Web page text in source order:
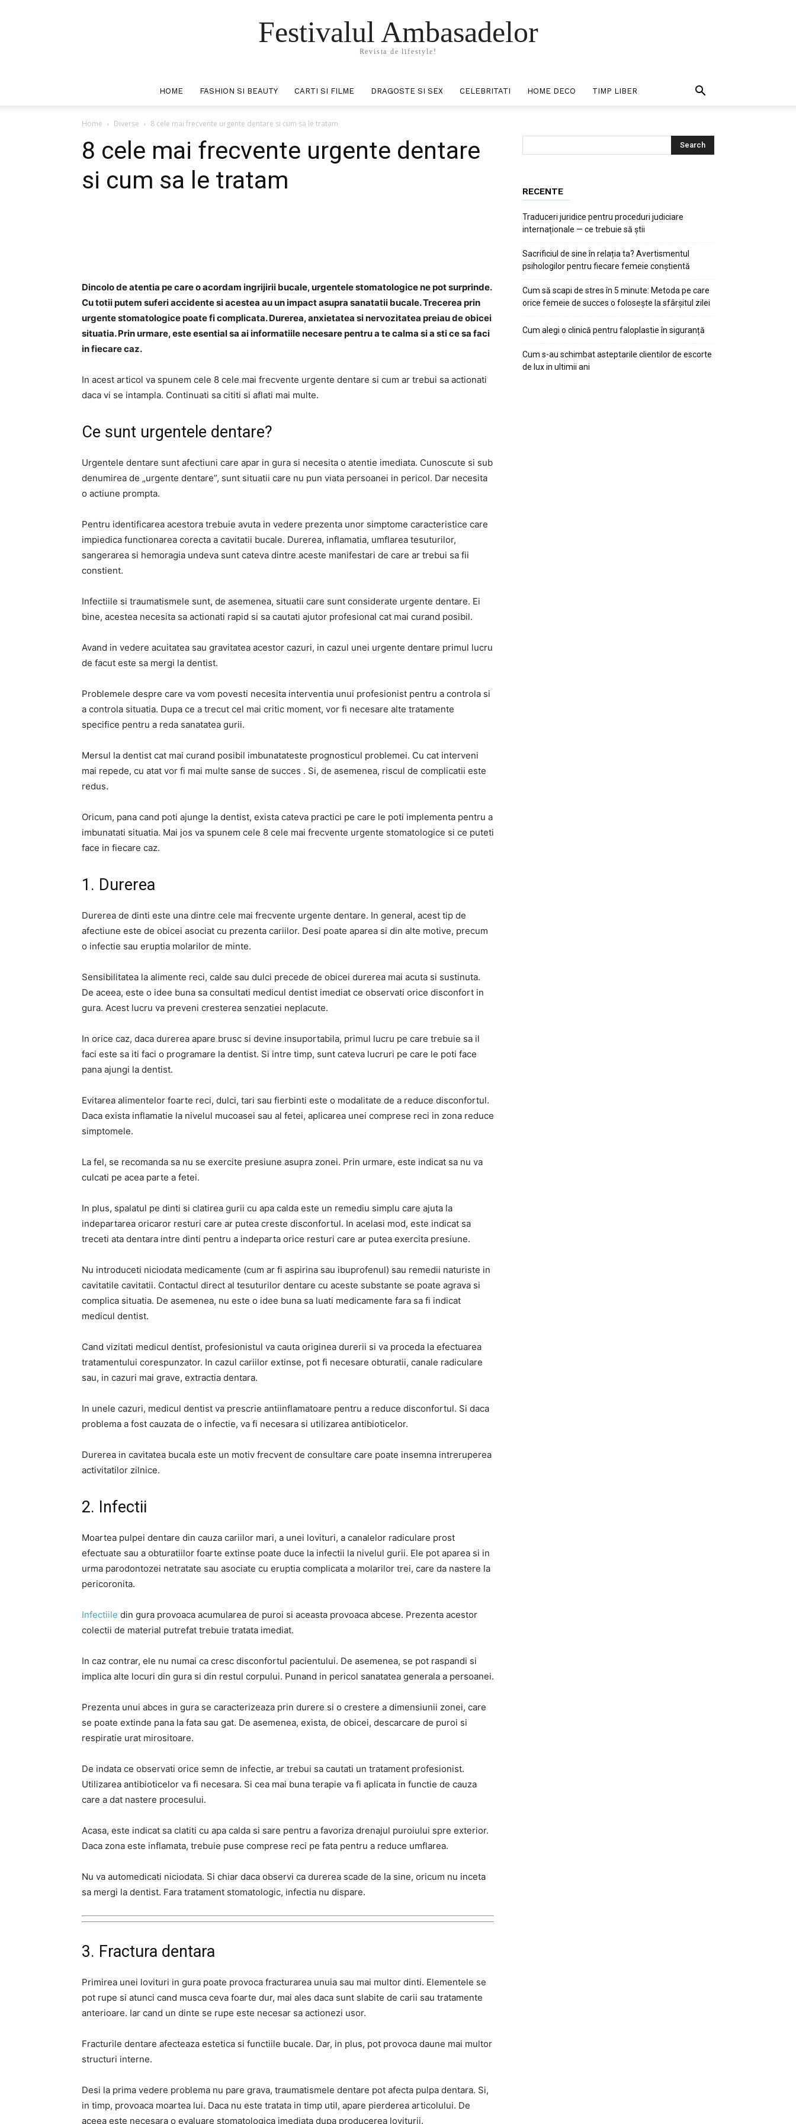
Festivalul Ambasadelor
Revista de lifestyle!
HOME FASHION SI BEAUTY CARTI SI FILME DRAGOSTE SI SEX CELEBRITATI HOME DECO TIMP LIBER
Home Diverse 8 cele mai frecvente urgente dentare si cum sa le tratam
8 cele mai frecvente urgente dentare
si cum sa le tratam
Dincolo de atentia pe care o acordam ingrijirii bucale, urgentele stomatologice ne pot surprinde.
Cu totii putem suferi accidente si acestea au un impact asupra sanatatii bucale. Trecerea prin
urgente stomatologice poate fi complicata. Durerea, anxietatea si nervozitatea preiau de obicei
situatia. Prin urmare, este esential sa ai informatiile necesare pentru a te calma si a sti ce sa faci
in fiecare caz.
In acest articol va spunem cele 8 cele mai frecvente urgente dentare si cum ar trebui sa actionati
daca vi se intampla. Continuati sa cititi si aflati mai multe.
Ce sunt urgentele dentare?
Urgentele dentare sunt afectiuni care apar in gura si necesita o atentie imediata. Cunoscute si sub
denumirea de „urgente dentare”, sunt situatii care nu pun viata persoanei in pericol. Dar necesita
o actiune prompta.
Pentru identificarea acestora trebuie avuta in vedere prezenta unor simptome caracteristice care
impiedica functionarea corecta a cavitatii bucale. Durerea, inflamatia, umflarea tesuturilor,
sangerarea si hemoragia undeva sunt cateva dintre aceste manifestari de care ar trebui sa fii
constient.
Infectiile si traumatismele sunt, de asemenea, situatii care sunt considerate urgente dentare. Ei
bine, acestea necesita sa actionati rapid si sa cautati ajutor profesional cat mai curand posibil.
Avand in vedere acuitatea sau gravitatea acestor cazuri, in cazul unei urgente dentare primul lucru
de facut este sa mergi la dentist.
Problemele despre care va vom povesti necesita interventia unui profesionist pentru a controla si
a controla situatia. Dupa ce a trecut cel mai critic moment, vor fi necesare alte tratamente
specifice pentru a reda sanatatea gurii.
Mersul la dentist cat mai curand posibil imbunatateste prognosticul problemei. Cu cat interveni
mai repede, cu atat vor fi mai multe sanse de succes . Si, de asemenea, riscul de complicatii este
redus.
Oricum, pana cand poti ajunge la dentist, exista cateva practici pe care le poti implementa pentru a
imbunatati situatia. Mai jos va spunem cele 8 cele mai frecvente urgente stomatologice si ce puteti
face in fiecare caz.
1. Durerea
Durerea de dinti este una dintre cele mai frecvente urgente dentare. In general, acest tip de
afectiune este de obicei asociat cu prezenta cariilor. Desi poate aparea si din alte motive, precum
o infectie sau eruptia molarilor de minte.
Sensibilitatea la alimente reci, calde sau dulci precede de obicei durerea mai acuta si sustinuta.
De aceea, este o idee buna sa consultati medicul dentist imediat ce observati orice disconfort in
gura. Acest lucru va preveni cresterea senzatiei neplacute.
In orice caz, daca durerea apare brusc si devine insuportabila, primul lucru pe care trebuie sa il
faci este sa iti faci o programare la dentist. Si intre timp, sunt cateva lucruri pe care le poti face
pana ajungi la dentist.
Evitarea alimentelor foarte reci, dulci, tari sau fierbinti este o modalitate de a reduce disconfortul.
Daca exista inflamatie la nivelul mucoasei sau al fetei, aplicarea unei comprese reci in zona reduce
simptomele.
La fel, se recomanda sa nu se exercite presiune asupra zonei. Prin urmare, este indicat sa nu va
culcati pe acea parte a fetei.
In plus, spalatul pe dinti si clatirea gurii cu apa calda este un remediu simplu care ajuta la
indepartarea oricaror resturi care ar putea creste disconfortul. In acelasi mod, este indicat sa
treceti ata dentara intre dinti pentru a indeparta orice resturi care ar putea exercita presiune.
Nu introduceti niciodata medicamente (cum ar fi aspirina sau ibuprofenul) sau remedii naturiste in
cavitatile cavitatii. Contactul direct al tesuturilor dentare cu aceste substante se poate agrava si
complica situatia. De asemenea, nu este o idee buna sa luati medicamente fara sa fi indicat
medicul dentist.
Cand vizitati medicul dentist, profesionistul va cauta originea durerii si va proceda la efectuarea
tratamentului corespunzator. In cazul cariilor extinse, pot fi necesare obturatii, canale radiculare
sau, in cazuri mai grave, extractia dentara.
In unele cazuri, medicul dentist va prescrie antiinflamatoare pentru a reduce disconfortul. Si daca
problema a fost cauzata de o infectie, va fi necesara si utilizarea antibioticelor.
Durerea in cavitatea bucala este un motiv frecvent de consultare care poate insemna intreruperea
activitatilor zilnice.
2. Infectii
Moartea pulpei dentare din cauza cariilor mari, a unei lovituri, a canalelor radiculare prost
efectuate sau a obturatiilor foarte extinse poate duce la infectii la nivelul gurii. Ele pot aparea si in
urma parodontozei netratate sau asociate cu eruptia complicata a molarilor trei, care da nastere la
pericoronita.
Infectiile din gura provoaca acumularea de puroi si aceasta provoaca abcese. Prezenta acestor
colectii de material putrefat trebuie tratata imediat.
In caz contrar, ele nu numai ca cresc disconfortul pacientului. De asemenea, se pot raspandi si
implica alte locuri din gura si din restul corpului. Punand in pericol sanatatea generala a persoanei.
Prezenta unui abces in gura se caracterizeaza prin durere si o crestere a dimensiunii zonei, care
se poate extinde pana la fata sau gat. De asemenea, exista, de obicei, descarcare de puroi si
respiratie urat mirositoare.
De indata ce observati orice semn de infectie, ar trebui sa cautati un tratament profesionist.
Utilizarea antibioticelor va fi necesara. Si cea mai buna terapie va fi aplicata in functie de cauza
care a dat nastere procesului.
Acasa, este indicat sa clatiti cu apa calda si sare pentru a favoriza drenajul puroiului spre exterior.
Daca zona este inflamata, trebuie puse comprese reci pe fata pentru a reduce umflarea.
Nu va automedicati niciodata. Si chiar daca observi ca durerea scade de la sine, oricum nu inceta
sa mergi la dentist. Fara tratament stomatologic, infectia nu dispare.
3. Fractura dentara
Primirea unei lovituri in gura poate provoca fracturarea unuia sau mai multor dinti. Elementele se
pot rupe si atunci cand musca ceva foarte dur, mai ales daca sunt slabite de carii sau tratamente
anterioare. Iar cand un dinte se rupe este necesar sa actionezi usor.
Fracturile dentare afecteaza estetica si functiile bucale. Dar, in plus, pot provoca daune mai multor
structuri interne.
Desi la prima vedere problema nu pare grava, traumatismele dentare pot afecta pulpa dentara. Si,
in timp, provoaca moartea lui. Daca nu este tratata in timp util, apare pierderea articolului. De
aceea este necesara o evaluare stomatologica imediata dupa producerea loviturii.
RECENTE
Traduceri juridice pentru proceduri judiciare
internaționale — ce trebuie să știi
Sacrificiul de sine în relația ta? Avertismentul
psihologilor pentru fiecare femeie conștientă
Cum să scapi de stres în 5 minute: Metoda pe care
orice femeie de succes o folosește la sfârșitul zilei
Cum alegi o clinică pentru faloplastie în siguranță
Cum s-au schimbat asteptarile clientilor de escorte
de lux in ultimii ani